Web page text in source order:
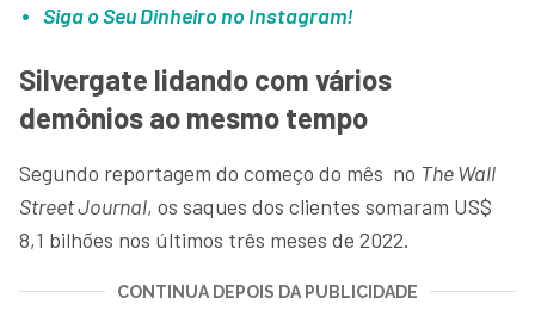
Siga o Seu Dinheiro no Instagram!
Silvergate lidando com vários
demônios ao mesmo tempo
Segundo reportagem do começo do mês no The Wall
Street Journal, os saques dos clientes somaram US$
8,1 bilhões nos últimos três meses de 2022.
CONTINUA DEPOIS DA PUBLICIDADE